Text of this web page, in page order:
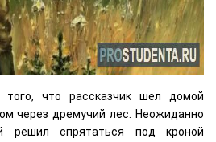
того, что рассказчик шел домой
через дремучий лес. Неожиданно
решил спрятаться под кроной